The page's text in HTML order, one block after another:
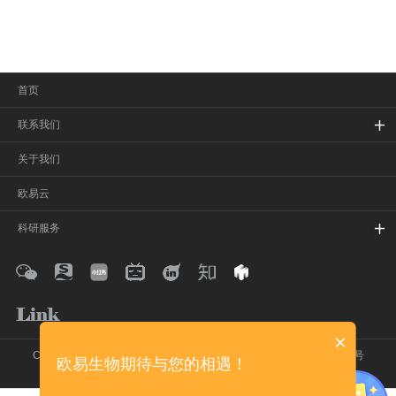
首页
联系我们
关于我们
欧易云
科研服务
Copyright © 2020-2026 欧易生物 保留所有权利
沪ICP备16017850号
×
欧易生物期待与您的相遇！